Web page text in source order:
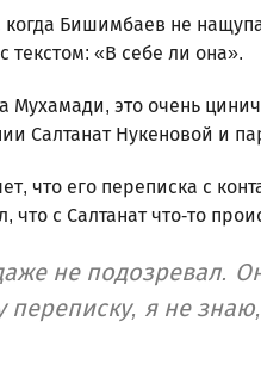
Бишимбаев не
«В себе ли она».
Мухамади, это очень
Салтанат Нукеновой и
что его переписка с
что с Салтанат что-то
не подозревал.
переписку, я не